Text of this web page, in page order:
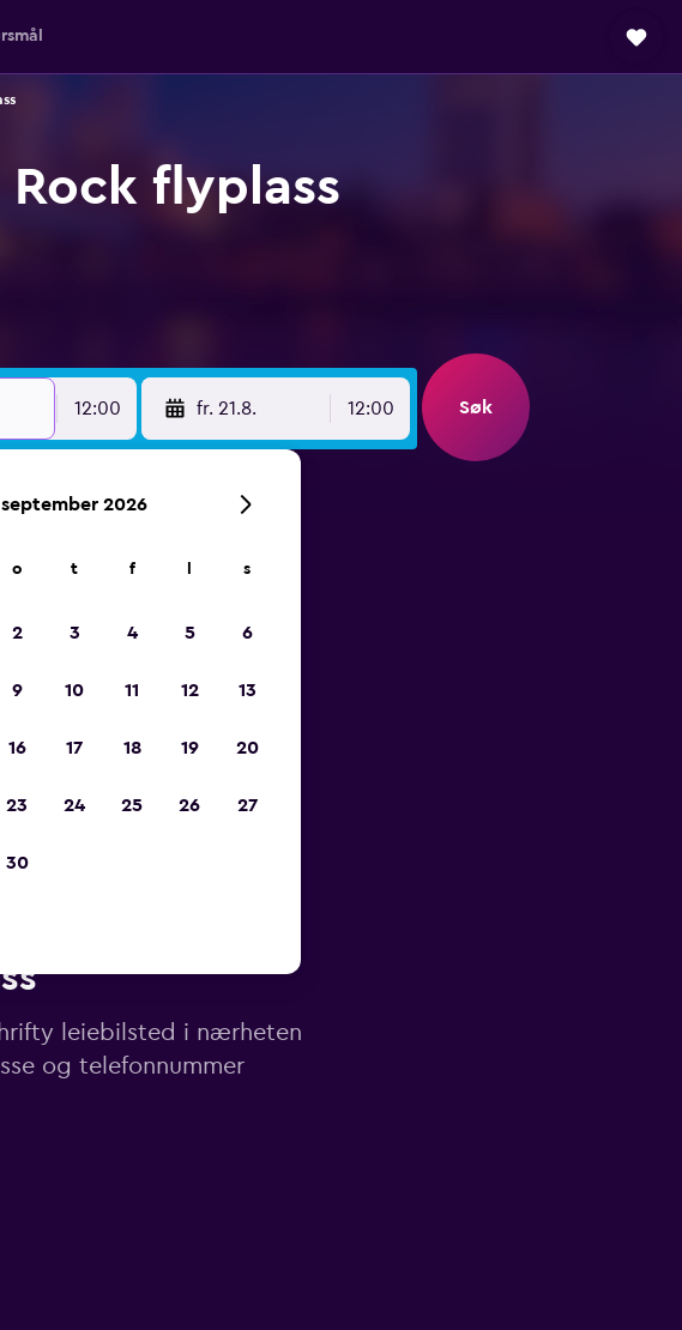
flyplass
12:00 fr. 21.8. 12:00 Søk
leiebilsted i nærheten
og telefonnummer
september 2026
o t f s
2 3 4 5 6
9 10 11 12 13
16 17 18 19 20
23 24 25 26 27
30